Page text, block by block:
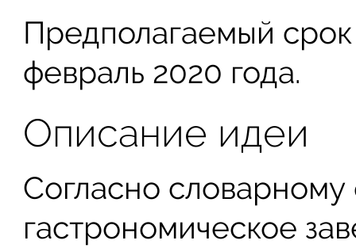
Предполагаемый
февраль 2020 года.
Описание идеи
Согласно
гастрономическое